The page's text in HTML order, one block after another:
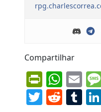
Compartilhar
Twitter